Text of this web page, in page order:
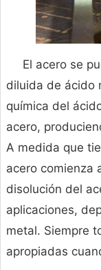
El acero se
diluida de ácido
química del
acero,
A medida que
acero comienza
disolución del
aplicaciones,
metal. Siempre
apropiadas